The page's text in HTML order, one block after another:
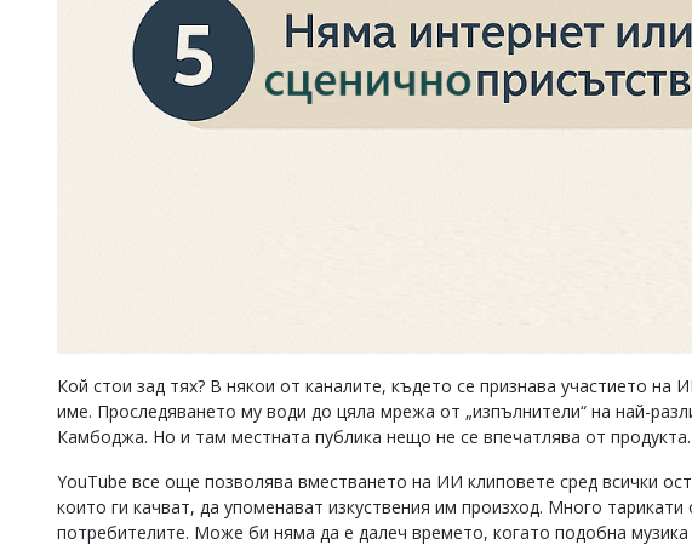
Кой стои зад тях? В някои от каналите, където се признава участието
име. Проследяването му води до цяла мрежа от „изпълнители“ на най-
Камбоджа. Но и там местната публика нещо не се впечатлява от
YouTube все още позволява вместването на ИИ клиповете сред всички
които ги качват, да упоменават изкуствения им произход. Много
потребителите. Може би няма да е далеч времето, когато подобна